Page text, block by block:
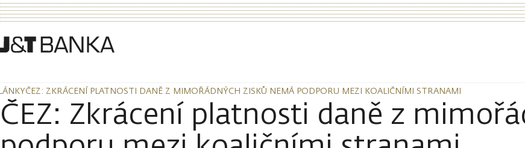
ČEZ: ZKRÁCENÍ PLATNOSTI DANĚ Z MIMOŘÁDNÝCH ZISKŮ NEMÁ PODPORU MEZI KOALIČNÍMI STRANAMI
ČEZ: ZKRÁCENÍ PLATNOSTI DANĚ Z MIMOŘÁDNÝCH ZISKŮ NEMÁ PODPORU MEZI KOALIČNÍMI STRANAMI
ČEZ: Zkrácení platnosti daně z